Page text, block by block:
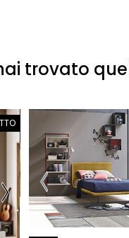
trovato